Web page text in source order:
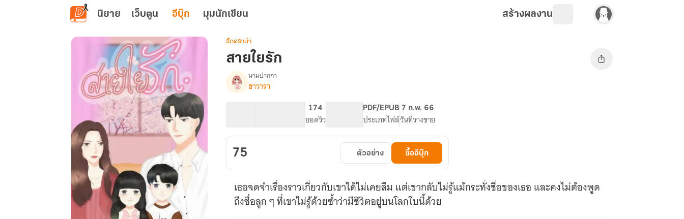
ข้ามไปยังเนื้อหาหลัก
นิยาย เว็บตูน อีบุ๊ก มุมนักเขียน สร้างผลงาน
รักดราม่า
สายใยรัก
เรื่อง
สายใย(รัก)
นามปากกา
ฮาวารา
174
ยอดวิว
PDF/EPUB
ประเภทไฟล์
7 ก.พ. 66
วันที่วางขาย
75 ตัวอย่าง ซื้ออีบุ๊ก
เธอจดจำเรื่องราวเกี่ยวกับเขาได้ไม่เคยลืม แต่เขากลับไม่รู้แม้กระทั่งชื่อของเธอ และคงไม่ต้องพูด
ถึงชื่อลูก ๆ ที่เขาไม่รู้ด้วยซ้ำว่ามีชีวิตอยู่บนโลกใบนี้ด้วย